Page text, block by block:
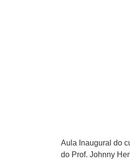
Aula Inaugural do
do Prof. Johnny